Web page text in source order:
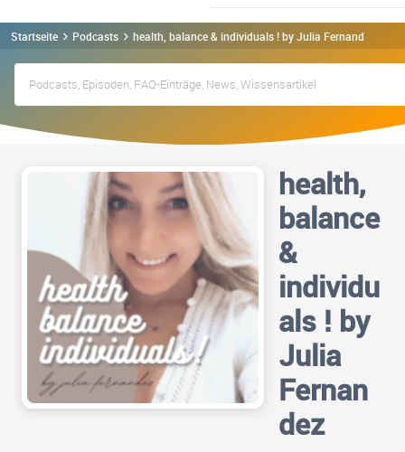
Startseite Podcasts health, balance & individuals ! by Julia Fernandez
health,
balance
&
individu
als ! by
Julia
Fernan
dez